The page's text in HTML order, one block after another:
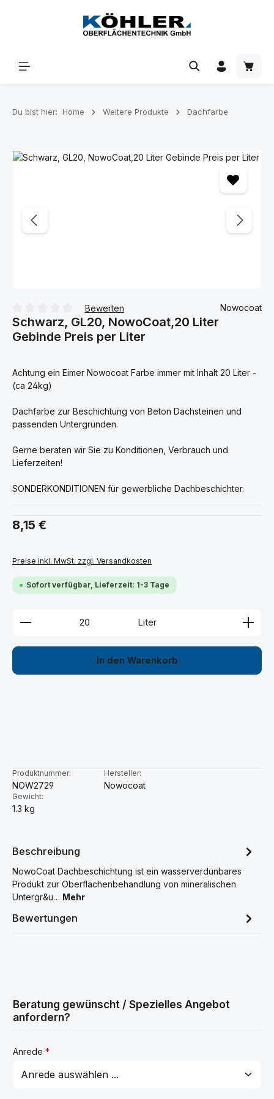
Zum Hauptinhalt springen
Du bist hier: Home Weitere Produkte Dachfarbe
Bildergalerie überspringen
Durchschnittliche Bewertung von 0 von 5 Sternen
Bewerten Nowocoat
Schwarz, GL20, NowoCoat,20 Liter
Gebinde Preis per Liter
Achtung ein Eimer Nowocoat Farbe immer mit Inhalt 20 Liter -
(ca 24kg)
Dachfarbe zur Beschichtung von Beton Dachsteinen und
passenden Untergründen.
Gerne beraten wir Sie zu Konditionen, Verbrauch und
Lieferzeiten!
SONDERKONDITIONEN für gewerbliche Dachbeschichter.
Regulärer Preis:
8,15 €
Preise inkl. MwSt. zzgl. Versandkosten
Sofort verfügbar, Lieferzeit: 1-3 Tage
Produkt Anzahl: Gib den gewünschten Wert ein
Liter
In den Warenkorb
Produktnummer:
NOW2729
Hersteller:
Nowocoat
Gewicht:
1.3 kg
Beschreibung
NowoCoat Dachbeschichtung ist ein wasserverdünbares
Produkt zur Oberflächenbehandlung von mineralischen
Untergr&u… Mehr
Bewertungen
Beratung gewünscht / Spezielles Angebot
anfordern?
Anrede *